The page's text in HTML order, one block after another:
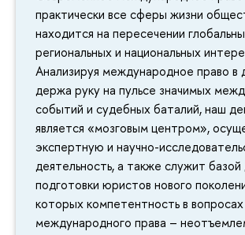
практически все сферы жизни
находится на пересечении
региональных и национальных
Анализируя международное право в
держа руку на пульсе значимых
событий и судебных баталий, наш
является «мозговым центром»,
экспертную и научно-
деятельность, а также служит базой
подготовки юристов нового
которых компетентность в вопросах
международного права –